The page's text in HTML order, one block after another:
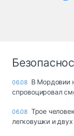
06.08 В Мордовии
спровоцировал
06.08 Трое
легковушки и